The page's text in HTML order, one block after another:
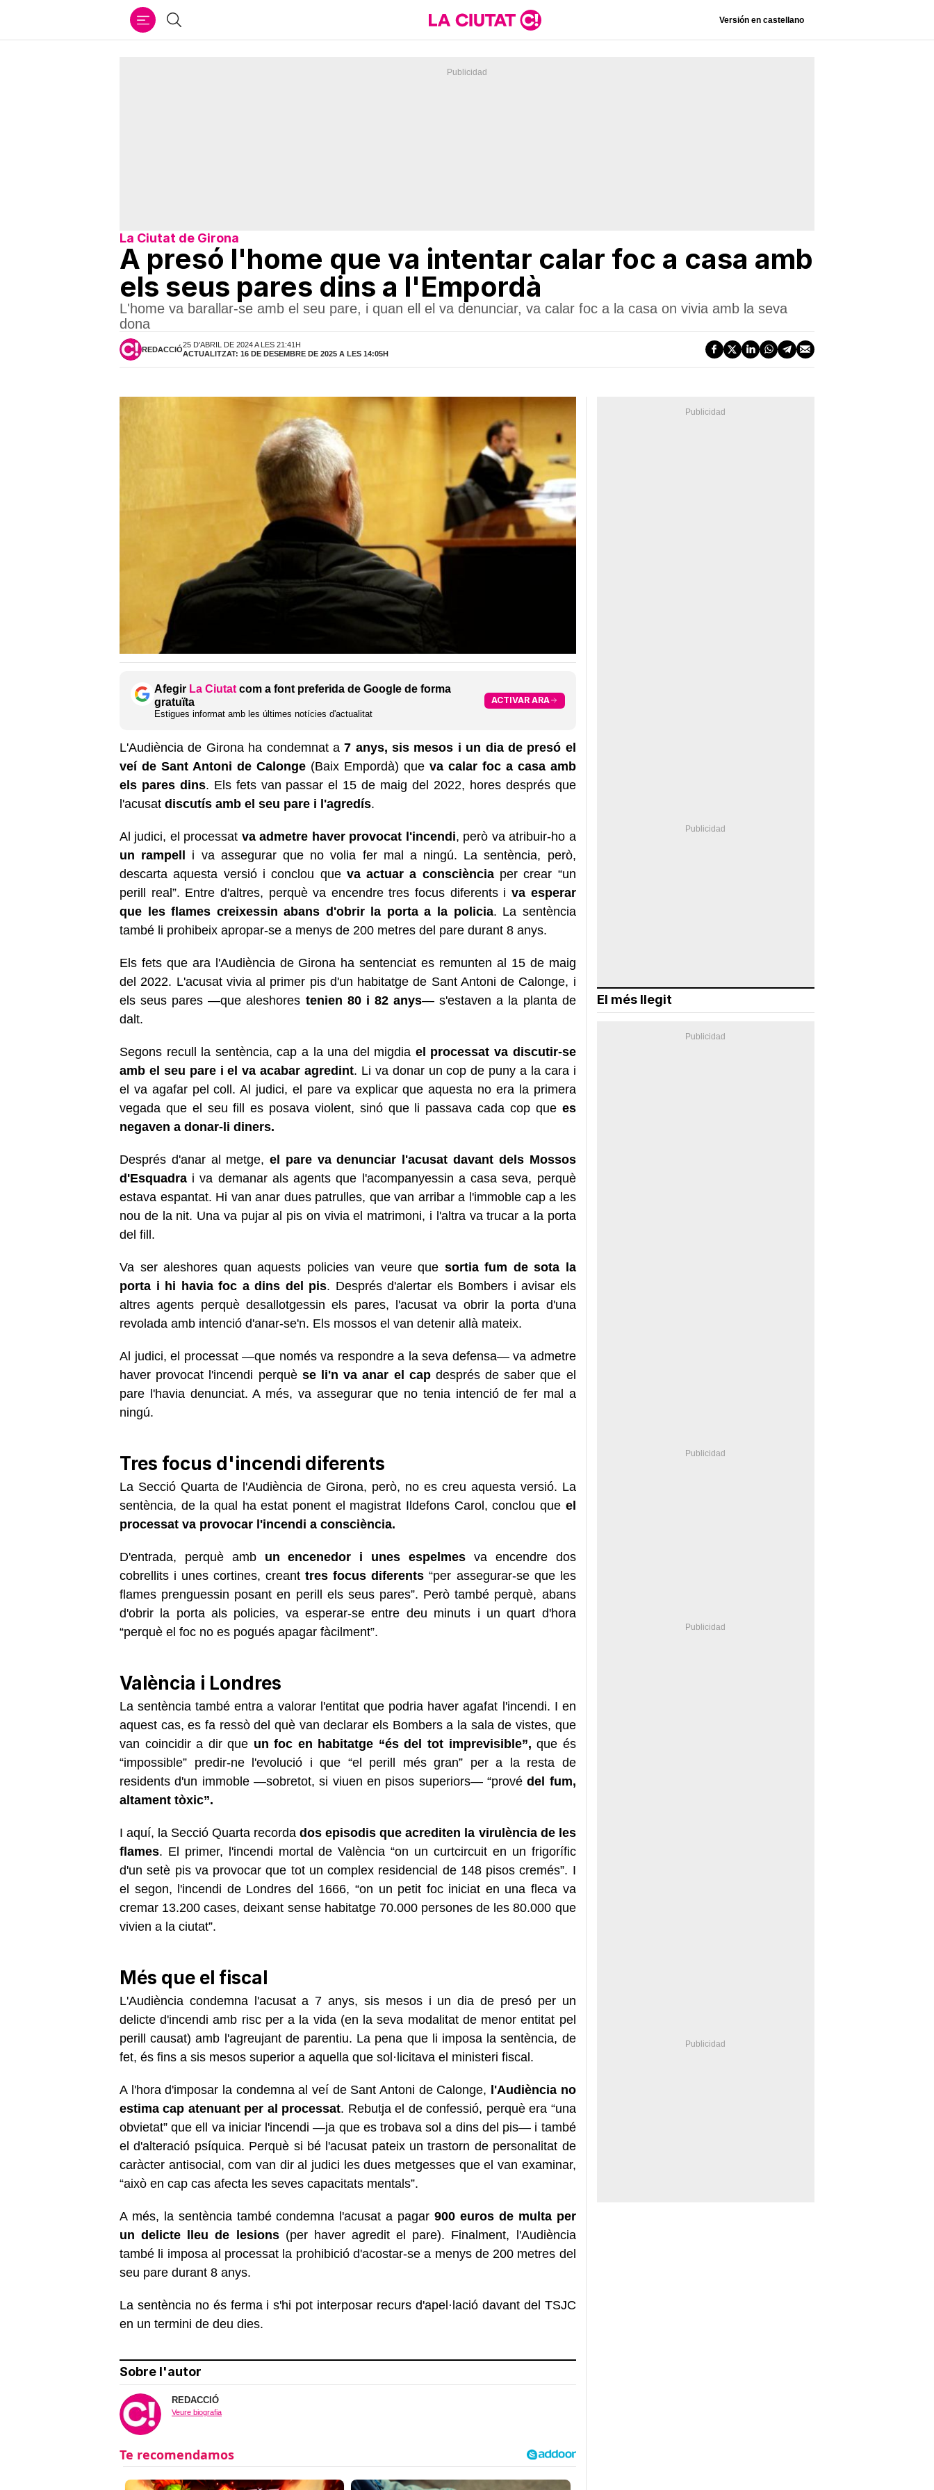
Cercar Versión en castellano
La Ciutat de Girona
A presó l'home que va intentar calar foc a casa amb
els seus pares dins a l'Empordà
L'home va barallar-se amb el seu pare, i quan ell el va denunciar, va calar foc a la casa on vivia amb la seva
dona
REDACCIÓ
25 D'ABRIL DE 2024 A LES 21:41H
ACTUALITZAT: 16 DE DESEMBRE DE 2025 A LES 14:05H
Afegir La Ciutat com a font preferida de Google de forma
gratuïta
Estigues informat amb les últimes notícies d'actualitat
ACTIVAR ARA
L'Audiència de Girona ha condemnat a7 anys, sis mesos i un dia de presó el
veí de Sant Antoni de Calonge(Baix Empordà) que va calar foc a casa amb
els pares dins. Els fets van passar el 15 de maig del 2022, hores després que
l'acusat discutís amb el seu pare i l'agredís.
Al judici, el processat va admetre haver provocat l'incendi, però va atribuir-ho a
un rampell i va assegurar que no volia fer mal a ningú. La sentència, però,
descarta aquesta versió i conclou que va actuar a consciènciaper crear “un
perill real”. Entre d'altres, perquè va encendre tres focus diferents i va esperar
que les flames creixessin abans d'obrir la porta a la policia. La sentència
també li prohibeix apropar-se a menys de 200 metres del pare durant 8 anys.
Els fets que ara l'Audiència de Girona ha sentenciat es remunten al 15 de maig
del 2022. L'acusat vivia al primer pis d'un habitatge de Sant Antoni de Calonge, i
els seus pares —que aleshores tenien 80 i 82 anys— s'estaven a la planta de
dalt.
Segons recull la sentència, cap a la una del migdia el processat va discutir-se
amb el seu pare i el va acabar agredint. Li va donar un cop de puny a la cara i
el va agafar pel coll. Al judici, el pare va explicar que aquesta no era la primera
vegada que el seu fill es posava violent, sinó que li passava cada cop quees
negaven a donar-li diners.
Després d'anar al metge,el pare va denunciar l'acusat davant dels Mossos
d'Esquadra i va demanar als agents que l'acompanyessin a casa seva, perquè
estava espantat. Hi van anar dues patrulles, que van arribar a l'immoble cap a les
nou de la nit. Una va pujar al pis on vivia el matrimoni, i l'altra va trucar a la porta
del fill.
Va ser aleshores quan aquests policies van veure que sortia fum de sota la
porta i hi havia foc a dins del pis. Després d'alertar els Bombers i avisar els
altres agents perquè desallotgessin els pares, l'acusat va obrir la porta d'una
revolada amb intenció d'anar-se'n. Els mossos el van detenir allà mateix.
Al judici, el processat —que només va respondre a la seva defensa— va admetre
haver provocat l'incendi perquè se li'n va anar el capdesprés de saber que el
pare l'havia denunciat. A més, va assegurar que no tenia intenció de fer mal a
ningú.
Tres focus d'incendi diferents
La Secció Quarta de l'Audiència de Girona, però, no es creu aquesta versió. La
sentència, de la qual ha estat ponent el magistrat Ildefons Carol, conclou que el
processat va provocar l'incendi a consciència.
D'entrada, perquè amb un encenedor i unes espelmes va encendre dos
cobrellits i unes cortines, creanttres focus diferents “per assegurar-se que les
flames prenguessin posant en perill els seus pares”. Però també perquè, abans
d'obrir la porta als policies, va esperar-se entre deu minuts i un quart d'hora
“perquè el foc no es pogués apagar fàcilment”.
València i Londres
La sentència també entra a valorar l'entitat que podria haver agafat l'incendi. I en
aquest cas, es fa ressò del què van declarar els Bombers a la sala de vistes, que
van coincidir a dir que un foc en habitatge “és del tot imprevisible”, que és
“impossible” predir-ne l'evolució i que “el perill més gran” per a la resta de
residents d'un immoble —sobretot, si viuen en pisos superiors— “provédel fum,
altament tòxic”.
I aquí, la Secció Quarta recordados episodis que acrediten la virulència de les
flames. El primer, l'incendi mortal de València “on un curtcircuit en un frigorífic
d'un setè pis va provocar que tot un complex residencial de 148 pisos cremés”. I
el segon, l'incendi de Londres del 1666, “on un petit foc iniciat en una fleca va
cremar 13.200 cases, deixant sense habitatge 70.000 persones de les 80.000 que
vivien a la ciutat”.
Més que el fiscal
L'Audiència condemna l'acusat a 7 anys, sis mesos i un dia de presó per un
delicte d'incendi amb risc per a la vida (en la seva modalitat de menor entitat pel
perill causat) amb l'agreujant de parentiu. La pena que li imposa la sentència, de
fet, és fins a sis mesos superior a aquella que sol·licitava el ministeri fiscal.
A l'hora d'imposar la condemna al veí de Sant Antoni de Calonge, l'Audiència no
estima cap atenuant per al processat. Rebutja el de confessió, perquè era “una
obvietat” que ell va iniciar l'incendi —ja que es trobava sol a dins del pis— i també
el d'alteració psíquica. Perquè si bé l'acusat pateix un trastorn de personalitat de
caràcter antisocial, com van dir al judici les dues metgesses que el van examinar,
“això en cap cas afecta les seves capacitats mentals”.
A més, la sentència també condemna l'acusat a pagar 900 euros de multa per
un delicte lleu de lesions(per haver agredit el pare). Finalment, l'Audiència
també li imposa al processat la prohibició d'acostar-se a menys de 200 metres del
seu pare durant 8 anys.
La sentència no és ferma i s'hi pot interposar recurs d'apel·lació davant del TSJC
en un termini de deu dies.
Sobre l'autor
REDACCIÓ
Veure biografia
El més llegit